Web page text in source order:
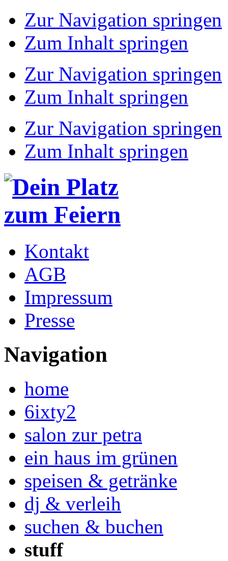
Zur Navigation springen
Zum Inhalt springen
Zur Navigation springen
Zum Inhalt springen
Zur Navigation springen
Zum Inhalt springen
Kontakt
AGB
Impressum
Presse
Navigation
home
6ixty2
salon zur petra
ein haus im grünen
speisen & getränke
dj & verleih
suchen & buchen
stuff